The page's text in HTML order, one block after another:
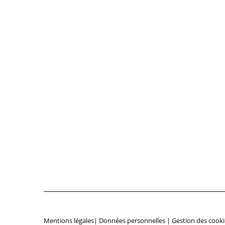
Mentions légales| Données personnelles | Gestion des